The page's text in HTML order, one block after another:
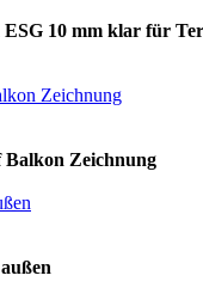
ESG 10 mm klar für
Zeichnung